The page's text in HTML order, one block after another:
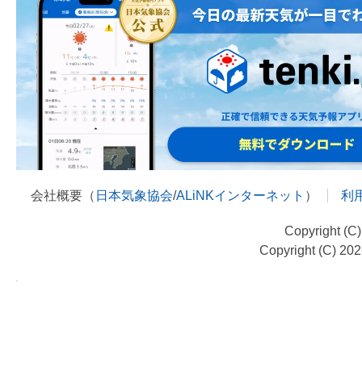
会社概要（ 日本気象協会/ALiNKインターネット ） 利
Copyright
Copyright (C)